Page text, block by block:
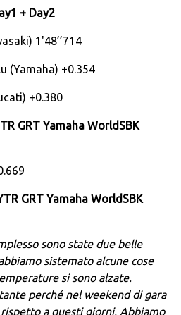
+ Day2
1'48’’714
(Yamaha) +0.354
+0.380
GRT Yamaha WorldSBK
GRT Yamaha WorldSBK
sono state due belle
sistemato alcune cose
si sono alzate.
perché nel weekend di gara
a questi giorni. Abbiamo